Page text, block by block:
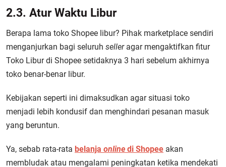
2.3. Atur Waktu Libur
Berapa lama toko Shopee libur? Pihak marketplace sendiri
menganjurkan bagi seluruh selleragar mengaktifkan fitur
Toko Libur di Shopee setidaknya 3 hari sebelum akhirnya
toko benar-benar libur.
Kebijakan seperti ini dimaksudkan agar situasi toko
menjadi lebih kondusif dan menghindari pesanan masuk
yang beruntun.
Ya, sebab rata-rata belanja online di Shopee akan
membludak atau mengalami peningkatan ketika mendekati